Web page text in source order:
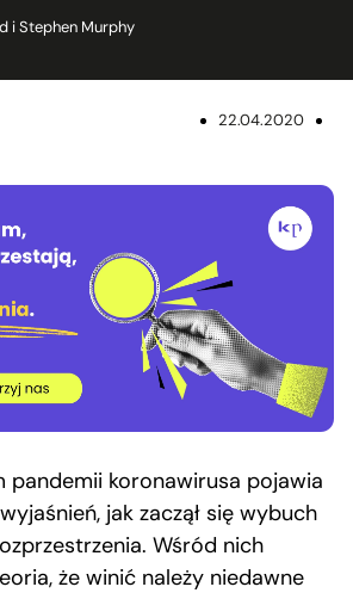
i Stephen Murphy
22.04.2020
pandemii koronawirusa pojawia
jak zaczął się wybuch
Wśród nich
że winić należy niedawne